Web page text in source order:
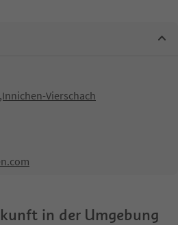
Vierschach
in der Umgebung